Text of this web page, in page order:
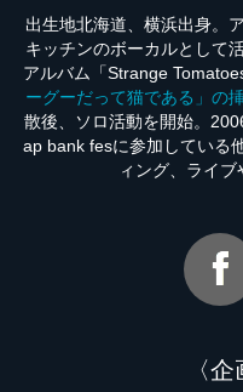
出生地北海道、横浜出身。
キッチンのボーカルとして
アルバム「Strange
ーグーだって猫である」の
散後、ソロ活動を開始。
ap bank fesに参加している
ィング、ライブ
〈